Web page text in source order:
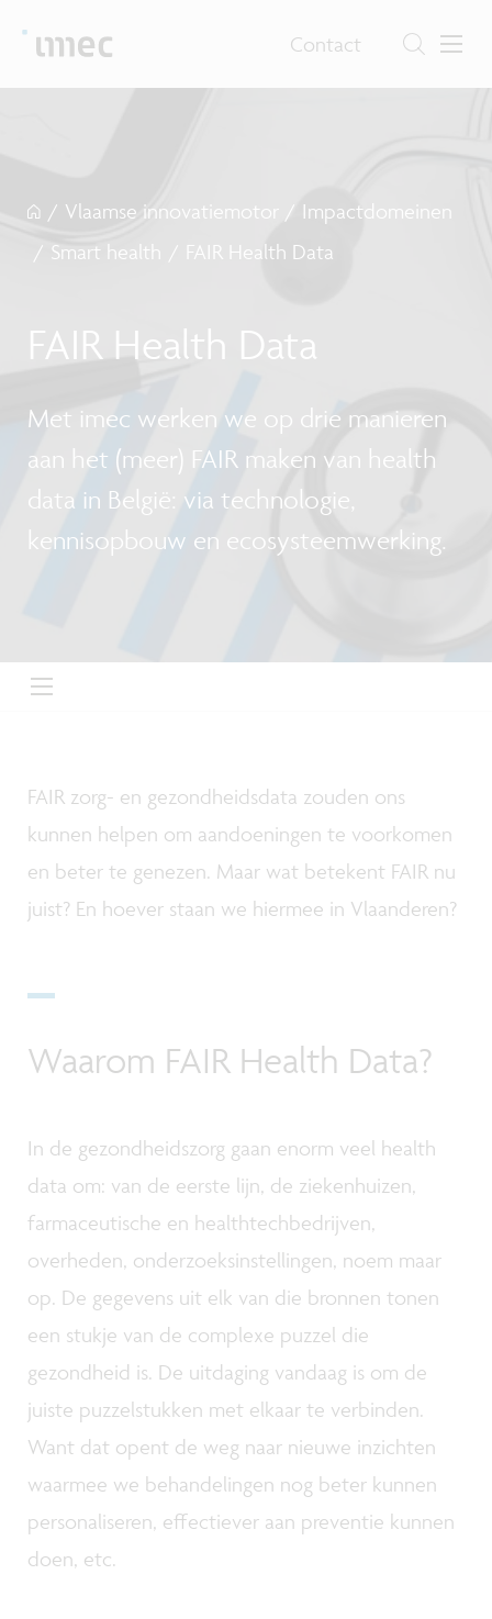
Contact
/ Vlaamse innovatiemotor / Impactdomeinen
/ Smart health / FAIR Health Data
FAIR Health Data
Met imec werken we op drie manieren
aan het (meer) FAIR maken van health
data in België: via technologie,
kennisopbouw en ecosysteemwerking.
FAIR zorg- en gezondheidsdata zouden ons
kunnen helpen om aandoeningen te voorkomen
en beter te genezen. Maar wat betekent FAIR nu
juist? En hoever staan we hiermee in Vlaanderen?
Waarom FAIR Health Data?
In de gezondheidszorg gaan enorm veel health
data om: van de eerste lijn, de ziekenhuizen,
farmaceutische en healthtechbedrijven,
overheden, onderzoeksinstellingen, noem maar
op. De gegevens uit elk van die bronnen tonen
een stukje van de complexe puzzel die
gezondheid is. De uitdaging vandaag is om de
juiste puzzelstukken met elkaar te verbinden.
Want dat opent de weg naar nieuwe inzichten
waarmee we behandelingen nog beter kunnen
personaliseren, effectiever aan preventie kunnen
doen, etc.